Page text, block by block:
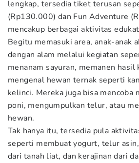
lengkap, tersedia tiket terusan
(Rp130.000) dan Fun Adventure
mencakup berbagai aktivitas
Begitu memasuki area, anak-anak
dengan alam melalui kegiatan
menanam sayuran, memanen hasil
mengenal hewan ternak seperti
kelinci. Mereka juga bisa mencoba
poni, mengumpulkan telur, atau
hewan.
Tak hanya itu, tersedia pula
seperti membuat yogurt, telur
dari tanah liat, dan kerajinan dari